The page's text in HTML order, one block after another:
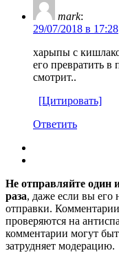
mark:
29/07/2018 в 17:28
харыпы с
его превратить
смотрит..
[Цитировать]
Ответить
Не отправляйте один
раза, даже если вы его
отправки.
проверяются на
комментарии могут
затрудняет модерацию.